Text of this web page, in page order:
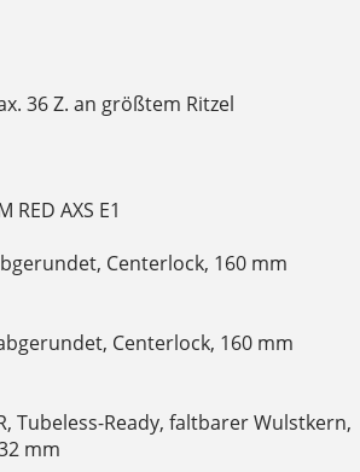
36 Z. an größtem Ritzel
RED AXS E1
Centerlock, 160 mm
Centerlock, 160 mm
Tubeless-Ready, faltbarer Wulstkern,
mm